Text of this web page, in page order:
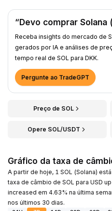
“Devo comprar Solana
Receba insights do mercado de
gerados por IA e análises de
tempo real de SOL para DKK.
Pergunte ao TradeGPT
Preço de SOL
Opere SOL/USDT
Gráfico da taxa de
A partir de hoje, 1 SOL (Solana)
taxa de câmbio de SOL para USD
increased em 4.63% na última
nos últimos 30 dias.